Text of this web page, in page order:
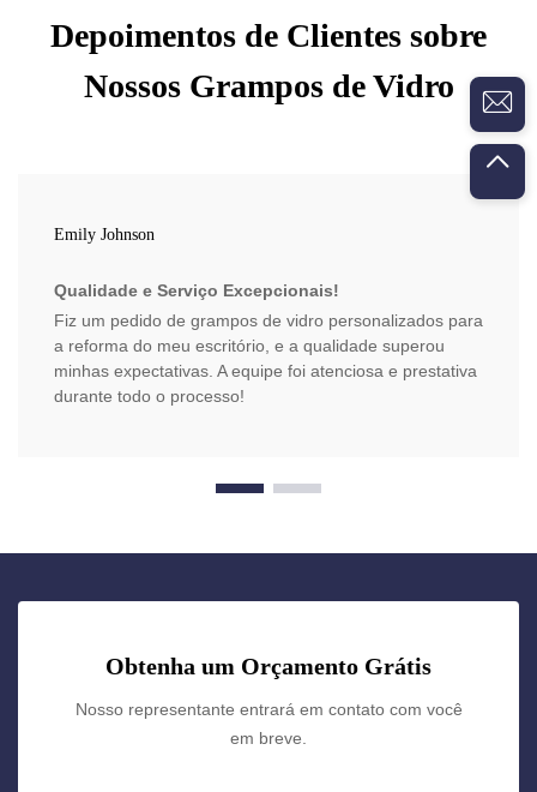
Depoimentos de Clientes sobre
Nossos Grampos de Vidro
Emily Johnson
Qualidade e Serviço Excepcionais!
Fiz um pedido de grampos de vidro personalizados para
a reforma do meu escritório, e a qualidade superou
minhas expectativas. A equipe foi atenciosa e prestativa
durante todo o processo!
Obtenha um Orçamento Grátis
Nosso representante entrará em contato com você
em breve.